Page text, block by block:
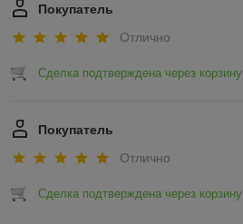
Покупатель
Отлично
Сделка подтверждена через корзину
Покупатель
Отлично
Сделка подтверждена через корзину